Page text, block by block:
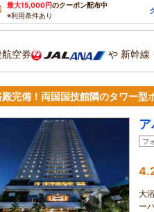
最大15,000円のクーポン配布中
※利用条件あり
空券 や 新幹線
完備！両国国技館隣のタワー型
フ
大
ー